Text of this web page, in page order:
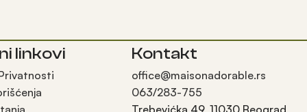
linkovi Kontakt
office@maisonadorable.rs
063/283-755
Trebevićka 49, 11030 Beograd